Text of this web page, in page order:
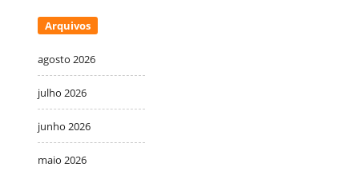
Arquivos
agosto 2026
julho 2026
junho 2026
maio 2026